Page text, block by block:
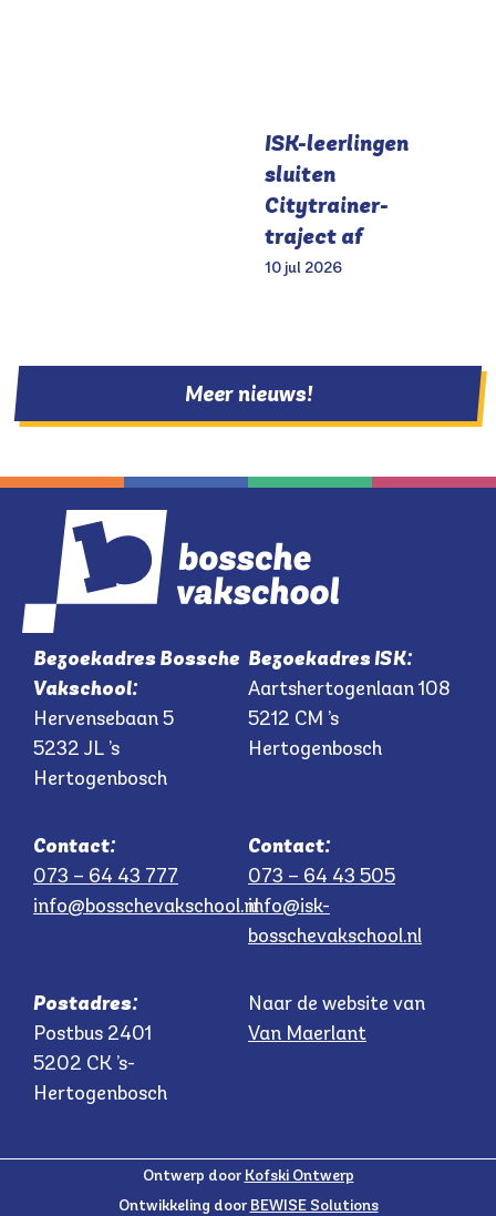
ISK-leerlingen
sluiten
Citytrainer-
traject af
10 jul 2026
Meer nieuws!
Bezoekadres Bossche
Vakschool:
Hervensebaan 5
5232 JL ’s
Hertogenbosch
Bezoekadres ISK:
Aartshertogenlaan 108
5212 CM ’s
Hertogenbosch
Contact:
073 – 64 43 777
info@bosschevakschool.nl
Contact:
073 – 64 43 505
info@isk-
bosschevakschool.nl
Postadres:
Postbus 2401
5202 CK ’s-
Hertogenbosch
Naar de website van
Van Maerlant
Ontwerp door Kofski Ontwerp
Ontwikkeling door BEWISE Solutions